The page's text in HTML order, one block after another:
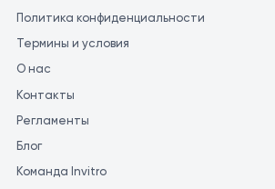
Политика конфиденциальности
Термины и условия
О нас
Контакты
Регламенты
Блог
Команда Invitro